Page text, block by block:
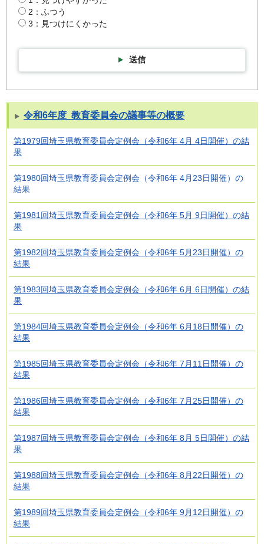
2：ふつう
3：見つけにくかった
送信
令和6年度 教育委員会の議事等の概要
第1979回埼玉県教育委員会定例会（令和6年 4月 4日開催）の結
果
第1980回埼玉県教育委員会定例会（令和6年 4月23日開催）の
結果
第1981回埼玉県教育委員会定例会（令和6年 5月 9日開催）の結
果
第1982回埼玉県教育委員会定例会（令和6年 5月23日開催）の
結果
第1983回埼玉県教育委員会定例会（令和6年 6月 6日開催）の結
果
第1984回埼玉県教育委員会定例会（令和6年 6月18日開催）の
結果
第1985回埼玉県教育委員会定例会（令和6年 7月11日開催）の
結果
第1986回埼玉県教育委員会定例会（令和6年 7月25日開催）の
結果
第1987回埼玉県教育委員会定例会（令和6年 8月 5日開催）の結
果
第1988回埼玉県教育委員会定例会（令和6年 8月22日開催）の
結果
第1989回埼玉県教育委員会定例会（令和6年 9月12日開催）の
結果